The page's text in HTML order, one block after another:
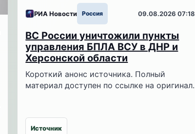
РИА Новости Россия 09.08.2026 07:18
ВС России уничтожили пункты
управления БПЛА ВСУ в ДНР и
Херсонской области
Короткий анонс источника. Полный
материал доступен по ссылке на оригинал.
Источник